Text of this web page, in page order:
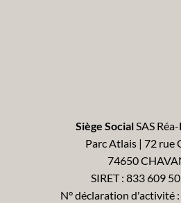
Siège SocialSAS
Parc Atlais | 72 rue
74650
SIRET : 833 609
N° déclaration d'activité